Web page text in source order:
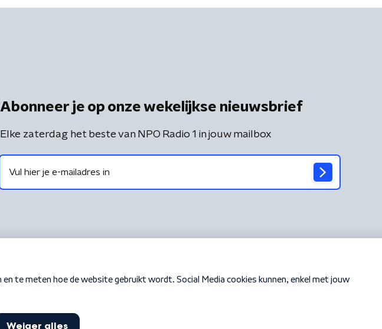
Abonneer je op onze wekelijkse nieuwsbrief
Elke zaterdag het beste van NPO Radio 1 in jouw mailbox